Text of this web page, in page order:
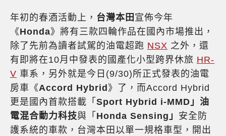
年初的春酒活動上， 台灣本田 宣佈今年
《Honda》將有三款四輪作品在國內市場推出，
除了先前為讀者試駕的油電超跑 NSX 之外，還
有即將在10月中發表的國產化小型跨界休旅 HR-
V 車系，另外就是今日(9/30)所正式發表的油電
房車《Accord Hybrid 》了，而Accord Hybrid
更是國內首款搭載「 Sport Hybrid i-MMD」油
電混合動力科技與「 Honda Sensing」 安全防
護系統的車款，台灣本田以單一規格車型，開出